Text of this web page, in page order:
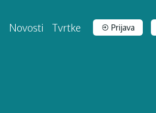
Novosti Tvrtke Prijava